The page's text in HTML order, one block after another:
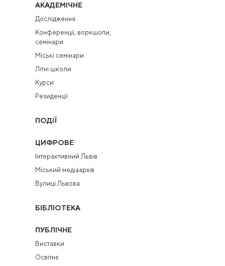
АКАДЕМІЧНЕ
Дослідження
Конференції, воркшопи,
семінари
Міські семінари
Літні школи
Курси
Резиденції
ПОДІЇ
ЦИФРОВЕ
Інтерактивний Львів
Міський медіаархів
Вулиці Львова
БІБЛІОТЕКА
ПУБЛІЧНЕ
Виставки
Освітнє